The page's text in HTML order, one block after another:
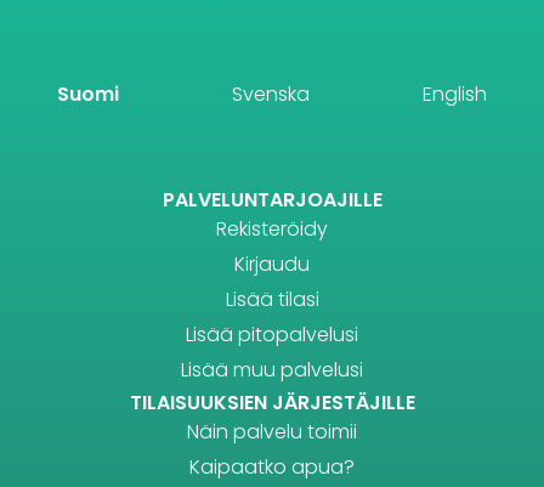
Suomi Svenska English
PALVELUNTARJOAJILLE
Rekisteröidy
Kirjaudu
Lisää tilasi
Lisää pitopalvelusi
Lisää muu palvelusi
TILAISUUKSIEN JÄRJESTÄJILLE
Näin palvelu toimii
Kaipaatko apua?